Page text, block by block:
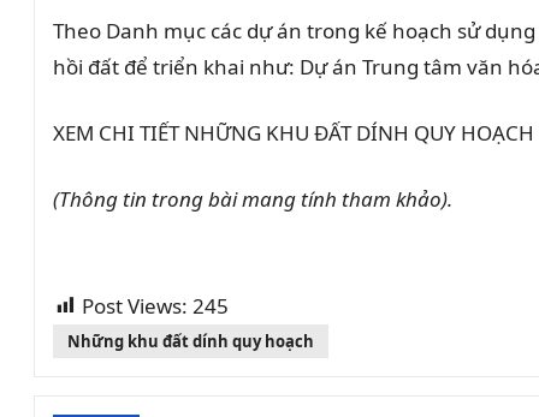
Theo Danh mục các dự án trong kế hoạch sử
hồi đất để triển khai như: Dự án Trung tâm văn
XEM CHI TIẾT NHỮNG KHU ĐẤT DÍNH QUY
(Thông tin trong bài mang tính tham khảo).
Post Views: 245
Những khu đất dính quy hoạch